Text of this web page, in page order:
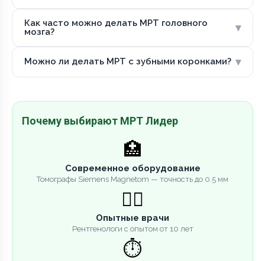
Как часто можно делать МРТ головного
мозга?
▾
Можно ли делать МРТ с зубными коронками? ▾
Почему выбирают МРТ Лидер
🏥
Современное оборудование
Томографы Siemens Magnetom — точность до 0.5 мм
👨‍⚕️
Опытные врачи
Рентгенологи с опытом от 10 лет
⏱️